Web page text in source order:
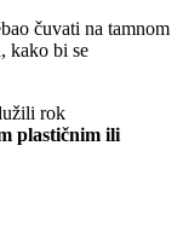
čuvati na tamnom
kako bi se
rok
plastičnim ili